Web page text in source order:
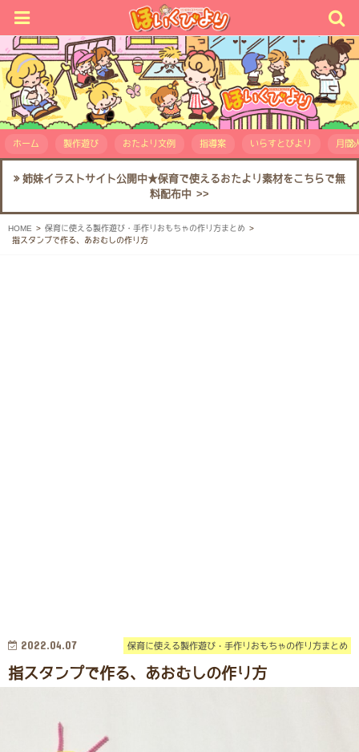
ホーム 製作遊び おたより文例 指導案 いらすとびより 月間
姉妹イラストサイト公開中★保育で使えるおたより素材をこちらで無
料配布中 >>
HOME
保育に使える製作遊び・手作りおもちゃの作り方まとめ
指スタンプで作る、あおむしの作り方
保育に使える製作遊び・手作りおもちゃの作り方まとめ
2022.04.07
指スタンプで作る、あおむしの作り方